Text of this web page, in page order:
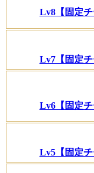
Lv8【固定チ
Lv7【固定チ
Lv6【固定チ
Lv5【固定チ